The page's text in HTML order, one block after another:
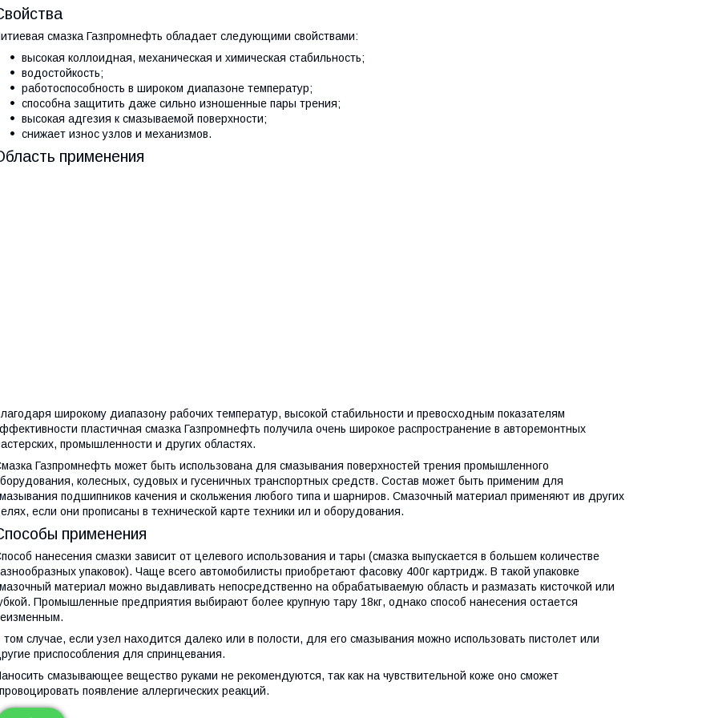
смазка Газпромнефть обладает следующими свойствами:
высокая коллоидная, механическая и химическая стабильность;
водостойкость;
работоспособность в широком диапазоне температур;
способна защитить даже сильно изношенные пары трения;
высокая адгезия к смазываемой поверхности;
снижает износ узлов и механизмов.
применения
широкому диапазону рабочих температур, высокой стабильности и превосходным показателям
пластичная смазка Газпромнефть получила очень широкое распространение в авторемонтных
промышленности и других областях.
Газпромнефть может быть использована для смазывания поверхностей трения промышленного
колесных, судовых и гусеничных транспортных средств. Состав может быть применим для
подшипников качения и скольжения любого типа и шарниров. Смазочный материал применяют ив других
если они прописаны в технической карте техники ил и оборудования.
применения
нанесения смазки зависит от целевого использования и тары (смазка выпускается в большем количестве
упаковок). Чаще всего автомобилисты приобретают фасовку 400г картридж. В такой упаковке
материал можно выдавливать непосредственно на обрабатываемую область и размазать кисточкой или
Промышленные предприятия выбирают более крупную тару 18кг, однако способ нанесения остается
том случае, если узел находится далеко или в полости, для его смазывания можно использовать пистолет или
приспособления для спринцевания.
смазывающее вещество руками не рекомендуются, так как на чувствительной коже оно сможет
появление аллергических реакций.